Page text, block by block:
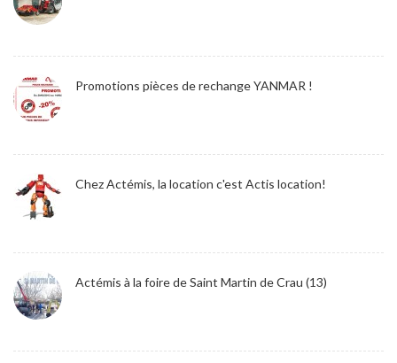
Promotions pièces de rechange YANMAR !
Chez Actémis, la location c'est Actis location!
Actémis à la foire de Saint Martin de Crau (13)